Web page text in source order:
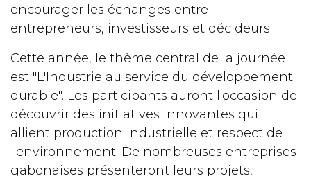
encourager les échanges entre
entrepreneurs, investisseurs et décideurs.
Cette année, le thème central de la journée
est "L'Industrie au service du développement
durable". Les participants auront l'occasion de
découvrir des initiatives innovantes qui
allient production industrielle et respect de
l'environnement. De nombreuses entreprises
gabonaises présenteront leurs projets,